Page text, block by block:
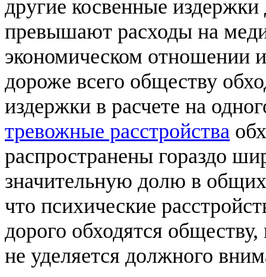
другие косвенные
превышают расходы на
экономическом отношении
дороже всего обществу
издержки в расчете на
тревожные расстройства
распространены гораздо
значительную долю в
что психические
дорого обходятся
не уделяется должного